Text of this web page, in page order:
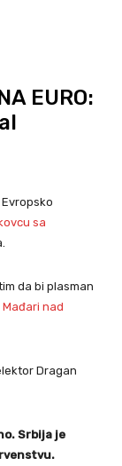
EURO:
sa
da bi plasman
Mađari nad
Dragan
Srbija je